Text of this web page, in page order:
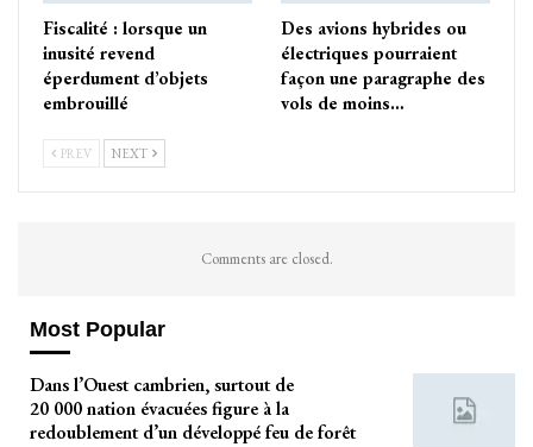
Fiscalité : lorsque un
inusité revend
éperdument d’objets
embrouillé
Des avions hybrides ou
électriques pourraient
façon une paragraphe des
vols de moins…
PREV NEXT
Comments are closed.
Most Popular
Dans l’Ouest cambrien, surtout de
20 000 nation évacuées figure à la
redoublement d’un développé feu de forêt